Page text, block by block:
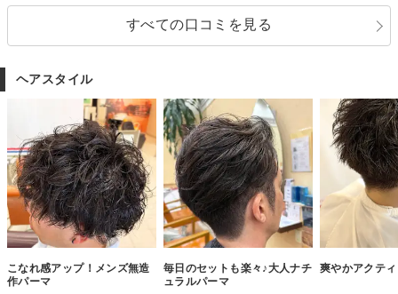
すべての口コミを見る
ヘアスタイル
こなれ感アップ！メンズ無造
作パーマ
毎日のセットも楽々♪大人ナチ
ュラルパーマ
爽やかアクテ